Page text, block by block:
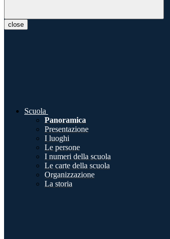
close
Scuola
Panoramica
Presentazione
I luoghi
Le persone
I numeri della scuola
Le carte della scuola
Organizzazione
La storia